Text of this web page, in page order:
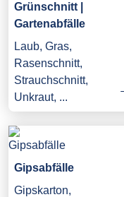
Grünschnitt |
Gartenabfälle
Laub, Gras,
Rasenschnitt,
Strauchschnitt,
Unkraut, ...
Gipsabfälle
Gipskarton,